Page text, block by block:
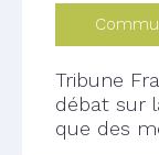
Tribune
débat sur
que des